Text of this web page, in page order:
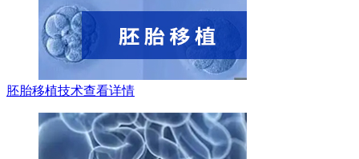
胚胎移植技术查看详情